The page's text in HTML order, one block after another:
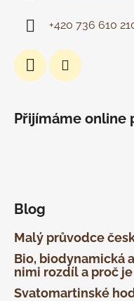
+420 736 610
Přijímáme online
Blog
Malý průvodce
Bio, biodynamická
nimi rozdíl a proč
Svatomartinské